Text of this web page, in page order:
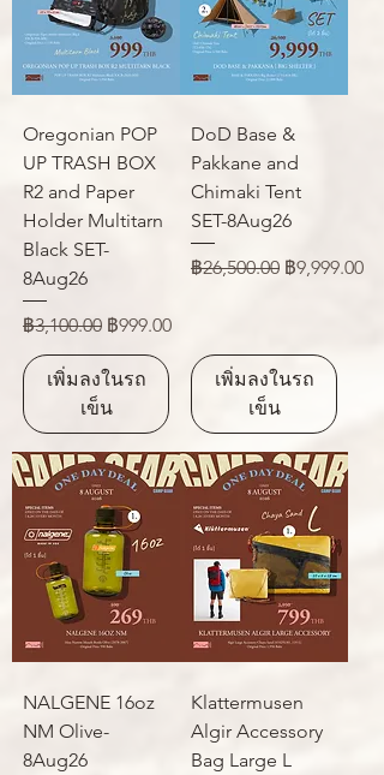
Oregonian POP
UP TRASH BOX
R2 and Paper
Holder Multitarn
Black SET-
8Aug26
ราคาปกติ
฿3,100.00 ราคาขายลด
฿999.00
เพิ่มลงในรถ
เข็น
DoD Base &
Pakkane and
Chimaki Tent
SET-8Aug26
ราคาปกติ
฿26,500.00 ราคาขายลด
฿9,999.00
เพิ่มลงในรถ
เข็น
NALGENE 16oz
NM Olive-
8Aug26
Klattermusen
Algir Accessory
Bag Large L